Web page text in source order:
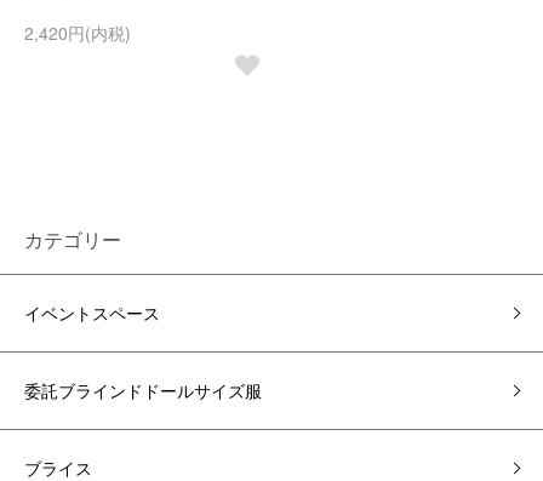
2,420円(内税)
カテゴリー
イベントスペース
委託ブラインドドールサイズ服
ブライス